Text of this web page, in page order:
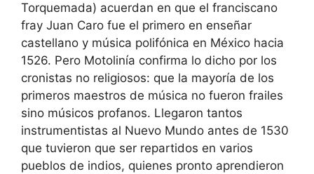
Torquemada) acuerdan en que el franciscano
fray Juan Caro fue el primero en enseñar
castellano y música polifónica en México hacia
1526. Pero Motolinía confirma lo dicho por los
cronistas no religiosos: que la mayoría de los
primeros maestros de música no fueron frailes
sino músicos profanos. Llegaron tantos
instrumentistas al Nuevo Mundo antes de 1530
que tuvieron que ser repartidos en varios
pueblos de indios, quienes pronto aprendieron